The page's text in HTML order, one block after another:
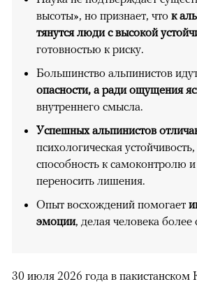
высоты», но признает, что к
тянутся люди с высокой
готовностью к риску.
Большинство альпинистов
опасности, а ради ощущения
внутреннего смысла.
Успешных альпинистов
психологическая
способность к самоконтролю и
переносить лишения.
Опыт восхождений помогает
эмоции, делая человека
30 июля 2026 года в пакистанском